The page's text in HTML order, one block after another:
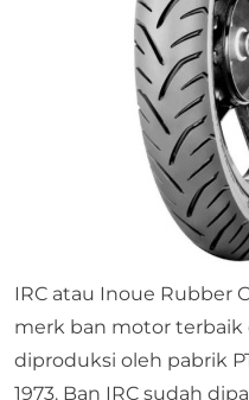
IRC atau Inoue Rubber
merk ban motor terbaik
diproduksi oleh pabrik
1973. Ban IRC sudah